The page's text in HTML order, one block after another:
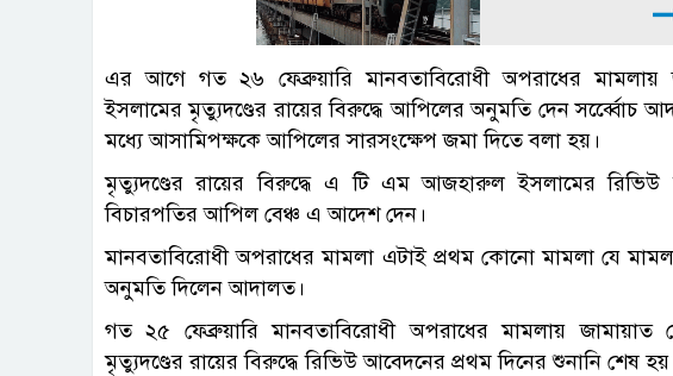
এর আগে গত ২৬ ফেব্রুয়ারি মানবতাবিরোধী অপরাধের
ইসলামের মৃত্যুদণ্ডের রায়ের বিরুদ্ধে আপিলের অনুমতি দেন সর্ব্বেোচ
মধ্যে আসামিপক্ষকে আপিলের সারসংক্ষেপ জমা দিতে বলা হয়।
মৃত্যুদণ্ডের রায়ের বিরুদ্ধে এ টি এম আজহারুল ইসলামের রিভিউ
বিচারপতির আপিল বেঞ্চ এ আদেশ দেন।
মানবতাবিরোধী অপরাধের মামলা এটাই প্রথম কোনো মামলা যে
অনুমতি দিলেন আদালত।
গত ২৫ ফেব্রুয়ারি মানবতাবিরোধী অপরাধের মামলায়
মৃত্যুদণ্ডের রায়ের বিরুদ্ধে রিভিউ আবেদনের প্রথম দিনের শুনানি শেষ